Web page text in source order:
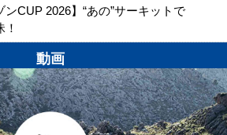
ンCUP 2026】“あの”サーキットで
動画